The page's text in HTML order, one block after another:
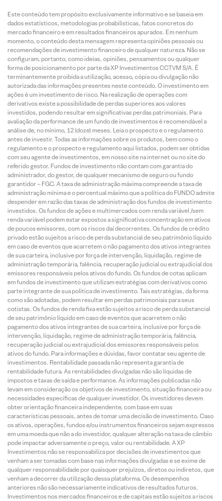
Este conteúdo tem propósito exclusivamente informativo e se baseia em
dados estatísticos, metodologias probabilísticas, fatos concretos do
mercado financeiro e em resultados financeiros apurados. Em nenhum
momento, o conteúdo desta mensagem representa opiniões pessoais ou
recomendações de investimento financeiro de qualquer natureza. Não se
configuram, portanto, como ideias, opiniões, pensamentos ou qualquer
forma de posicionamento por parte da XP Investimentos CCTVM S/A. É
terminantemente proibida a utilização, acesso, cópia ou divulgação não
autorizada das informações presentes neste conteúdo. O investimento em
ações é um investimento de risco. Na realização de operações com
derivativos existe a possibilidade de perdas superiores aos valores
investidos, podendo resultar em significativas perdas patrimoniais. Para
avaliação da performance de um fundo de investimentos é recomendável a
análise de, no mínimo, 12 (doze) meses. Leia o prospecto e o regulamento
antes de investir. Todas as informações sobre os produtos, bem como o
regulamento e o prospecto e regulamento aqui listados, podem ser obtidas
com seu agente de investimentos, em nosso site na internet ou no site do
referido gestor. Fundos de investimento não contam com garantia do
administrador, do gestor, de qualquer mecanismo de seguro ou fundo
garantidor – FGC. A taxa de administração máxima compreende a taxa de
administração mínima e o percentual máximo que a política do FUNDO admite
despender em razão das taxas de administração dos fundos de investimento
investidos. Os fundos de ações e multimercados com renda variável /sem
renda variável podem estar expostos a significativa concentração em ativos
de poucos emissores, com os riscos daí decorrentes. Os fundos de crédito
privado estão sujeitos a risco de perda substancial de seu patrimônio líquido
em caso de eventos que acarretem o não pagamento dos ativos integrantes
de sua carteira, inclusive por força de intervenção, liquidação, regime de
administração temporária, falência, recuperação judicial ou extrajudicial dos
emissores responsáveis pelos ativos do fundo. Os fundos de cotas aplicam
em fundos de investimento que utilizam estratégias com derivativos como
parte integrante de sua política de investimento. Tais estratégias, da forma
como são adotadas, podem resultar em perdas patrimoniais para seus
cotistas. Os fundos de renda fixa estão sujeitos a risco de perda substancial
de seu patrimônio líquido em caso de eventos que acarretem o não
pagamento dos ativos integrantes de sua carteira, inclusive por força de
intervenção, liquidação, regime de administração temporária, falência,
recuperação judicial ou extrajudicial dos emissores responsáveis pelos
ativos do fundo. Para informações e dúvidas, favor contatar seu agente de
investimentos. Rentabilidade passada não representa garantia de
rentabilidade futura. As rentabilidades divulgadas não são líquidas de
impostos e taxas de saída e performance. As informações publicadas não
levam em consideração os objetivos de investimento, situação financeira ou
necessidades específicas de qualquer investidor. Os investidores devem
obter orientação financeira independente, com base em suas
características pessoais, antes de tomar uma decisão de investimento. Caso
os ativos, operações, fundos e/ou instrumentos financeiros sejam expressos
em uma moeda que não a do investidor, qualquer alteração na taxa de câmbio
pode impactar adversamente o preço, valor ou rentabilidade. A XP
Investimentos não se responsabiliza por decisões de investimentos que
venham a ser tomadas com base nas informações divulgadas e se exime de
qualquer responsabilidade por quaisquer prejuízos, diretos ou indiretos, que
venham a decorrer da utilização dessa plataforma. Os desempenhos
anteriores não são necessariamente indicativos de resultados futuros.
Investimentos nos mercados financeiros e de capitais estão sujeitos a riscos